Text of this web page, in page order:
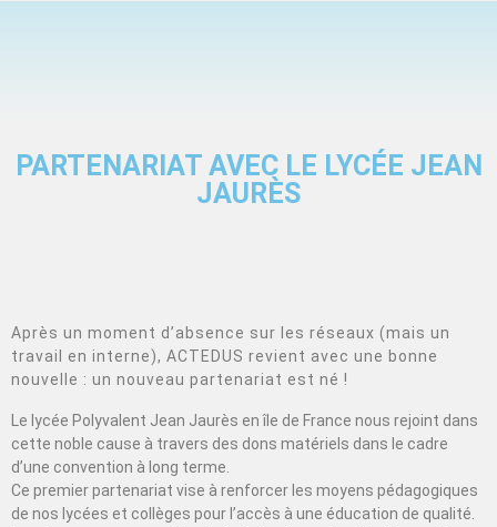
PARTENARIAT AVEC LE LYCÉE JEAN
JAURÈS
Après un moment d’absence sur les réseaux (mais un
travail en interne), ACTEDUS revient avec une bonne
nouvelle : un nouveau partenariat est né !
Le lycée Polyvalent Jean Jaurès en île de France nous rejoint dans
cette noble cause à travers des dons matériels dans le cadre
d’une convention à long terme.
Ce premier partenariat vise à renforcer les moyens pédagogiques
de nos lycées et collèges pour l’accès à une éducation de qualité.